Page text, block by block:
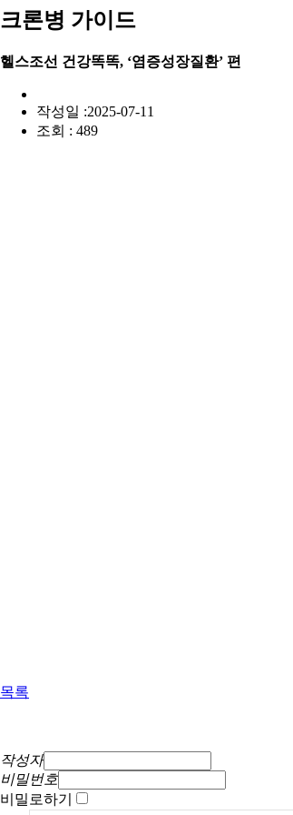
크론병 가이드
헬스조선 건강똑똑, ‘염증성장질환’ 편
작성일 :2025-07-11
조회 : 489
목록
작성자
비밀번호
비밀로하기